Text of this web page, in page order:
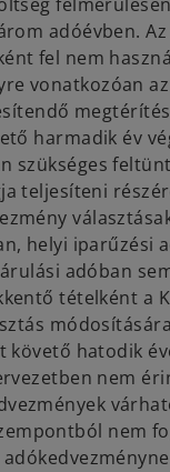
adóévben. Az
fel nem
vonatkozóan
harmadik év
szükséges
teljesíteni
helyi iparűzési
adóban
tételként a
követő hatodik
nem
nem